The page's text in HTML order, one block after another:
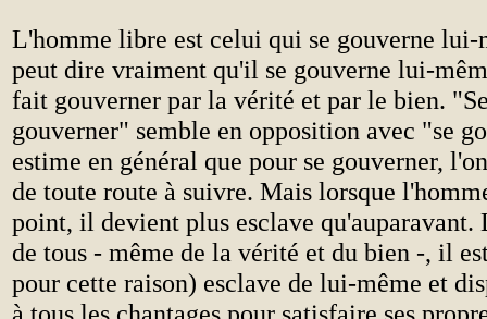
L'homme libre est celui qui se gouverne lui-
peut dire vraiment qu'il se gouverne lui-
fait gouverner par la vérité et par le bien.
gouverner" semble en opposition avec "se
estime en général que pour se gouverner,
de toute route à suivre. Mais lorsque
point, il devient plus esclave qu'auparavant.
de tous - même de la vérité et du bien -, il
pour cette raison) esclave de lui-même et
à tous les chantages pour satisfaire ses